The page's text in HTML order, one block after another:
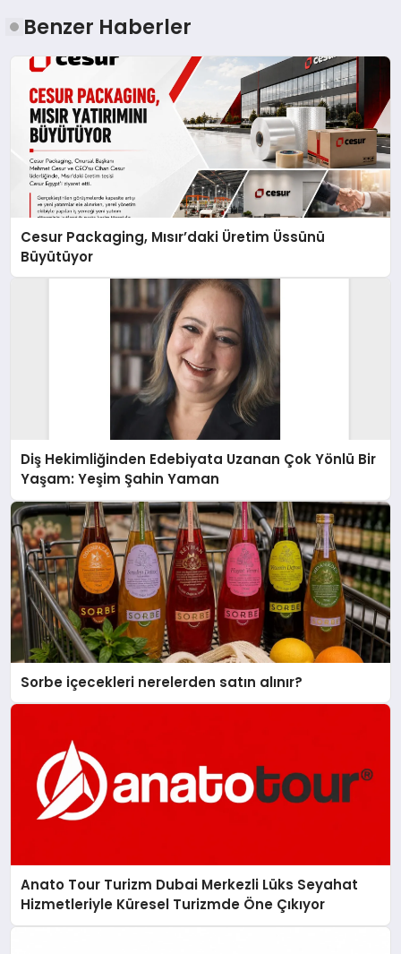
Benzer Haberler
Cesur Packaging, Mısır’daki Üretim Üssünü
Büyütüyor
Diş Hekimliğinden Edebiyata Uzanan Çok Yönlü Bir
Yaşam: Yeşim Şahin Yaman
Sorbe içecekleri nerelerden satın alınır?
Anato Tour Turizm Dubai Merkezli Lüks Seyahat
Hizmetleriyle Küresel Turizmde Öne Çıkıyor